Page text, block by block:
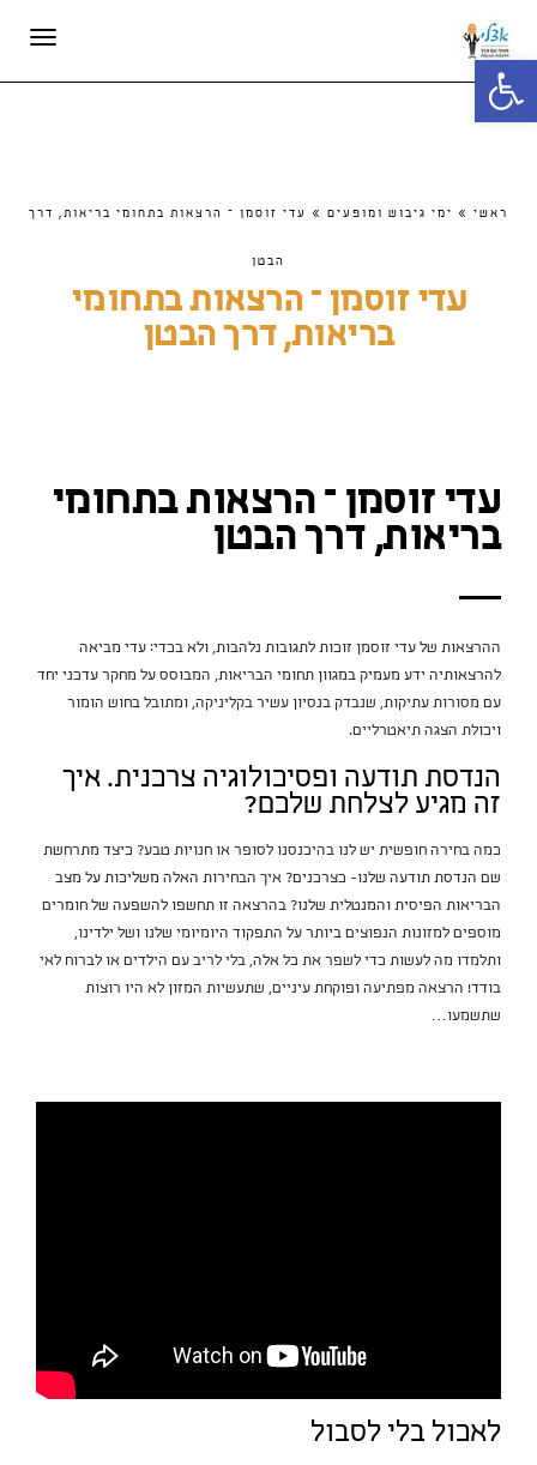
פתח סרגל נגישות
ראשי » ימי גיבוש ומופעים » עדי זוסמן – הרצאות בתחומי בריאות, דרך
הבטן
עדי זוסמן – הרצאות בתחומי
בריאות, דרך הבטן
עדי זוסמן – הרצאות בתחומי
בריאות, דרך הבטן
ההרצאות של עדי זוסמן זוכות לתגובות נלהבות, ולא בכדי: עדי מביאה
להרצאותיה ידע מעמיק במגוון תחומי הבריאות, המבוסס על מחקר עדכני יחד
עם מסורות עתיקות, שנבדק בנסיון עשיר בקליניקה, ומתובל בחוש הומור
ויכולת הצגה תיאטרליים.
הנדסת תודעה ופסיכולוגיה צרכנית. איך
זה מגיע לצלחת שלכם?
כמה בחירה חופשית יש לנו בהיכנסנו לסופר או חנויות טבע? כיצד מתרחשת
שם הנדסת תודעה שלנו- כצרכנים? איך הבחירות האלה משליכות על מצב
הבריאות הפיסית והמנטלית שלנו? בהרצאה זו תחשפו להשפעה של חומרים
מוספים למזונות הנפוצים ביותר על התפקוד היומיומי שלנו ושל ילדינו,
ותלמדו מה לעשות כדי לשפר את כל אלה, בלי לריב עם הילדים או לברוח לאי
בודד! הרצאה מפתיעה ופוקחת עיניים, שתעשיות המזון לא היו רוצות
שתשמעו…
לאכול בלי לסבול